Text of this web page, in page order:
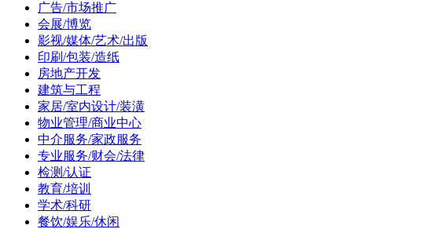
广告/市场推广
会展/博览
影视/媒体/艺术/出版
印刷/包装/造纸
房地产开发
建筑与工程
家居/室内设计/装潢
物业管理/商业中心
中介服务/家政服务
专业服务/财会/法律
检测/认证
教育/培训
学术/科研
餐饮/娱乐/休闲